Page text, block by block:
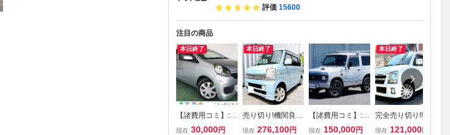
評価 15600
注目の商品
本日終了
【諸費用コミ】:沖
縄県発 現状販売
現在 30,000円
本日終了
売り切り!機関良
好!選べる納車プラ
現在 276,100円
【諸費用コミ】:青
森県 八戸発 H9年
現在 150,000円
本日終了
完全売り切り!!車
検取り立てR10年
現在 121,000